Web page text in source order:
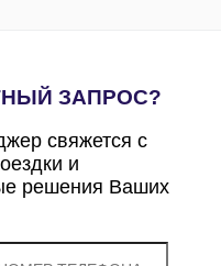
ЗАПРОС?
свяжется с
и
решения Ваших